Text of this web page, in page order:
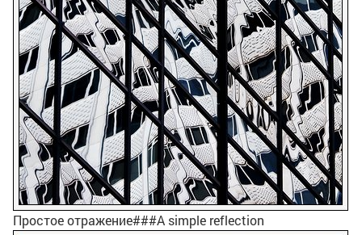
Простое отражение###A simple reflection